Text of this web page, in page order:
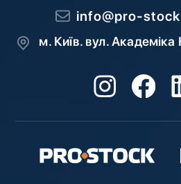
info@pro-
м. Київ. вул. Академіка